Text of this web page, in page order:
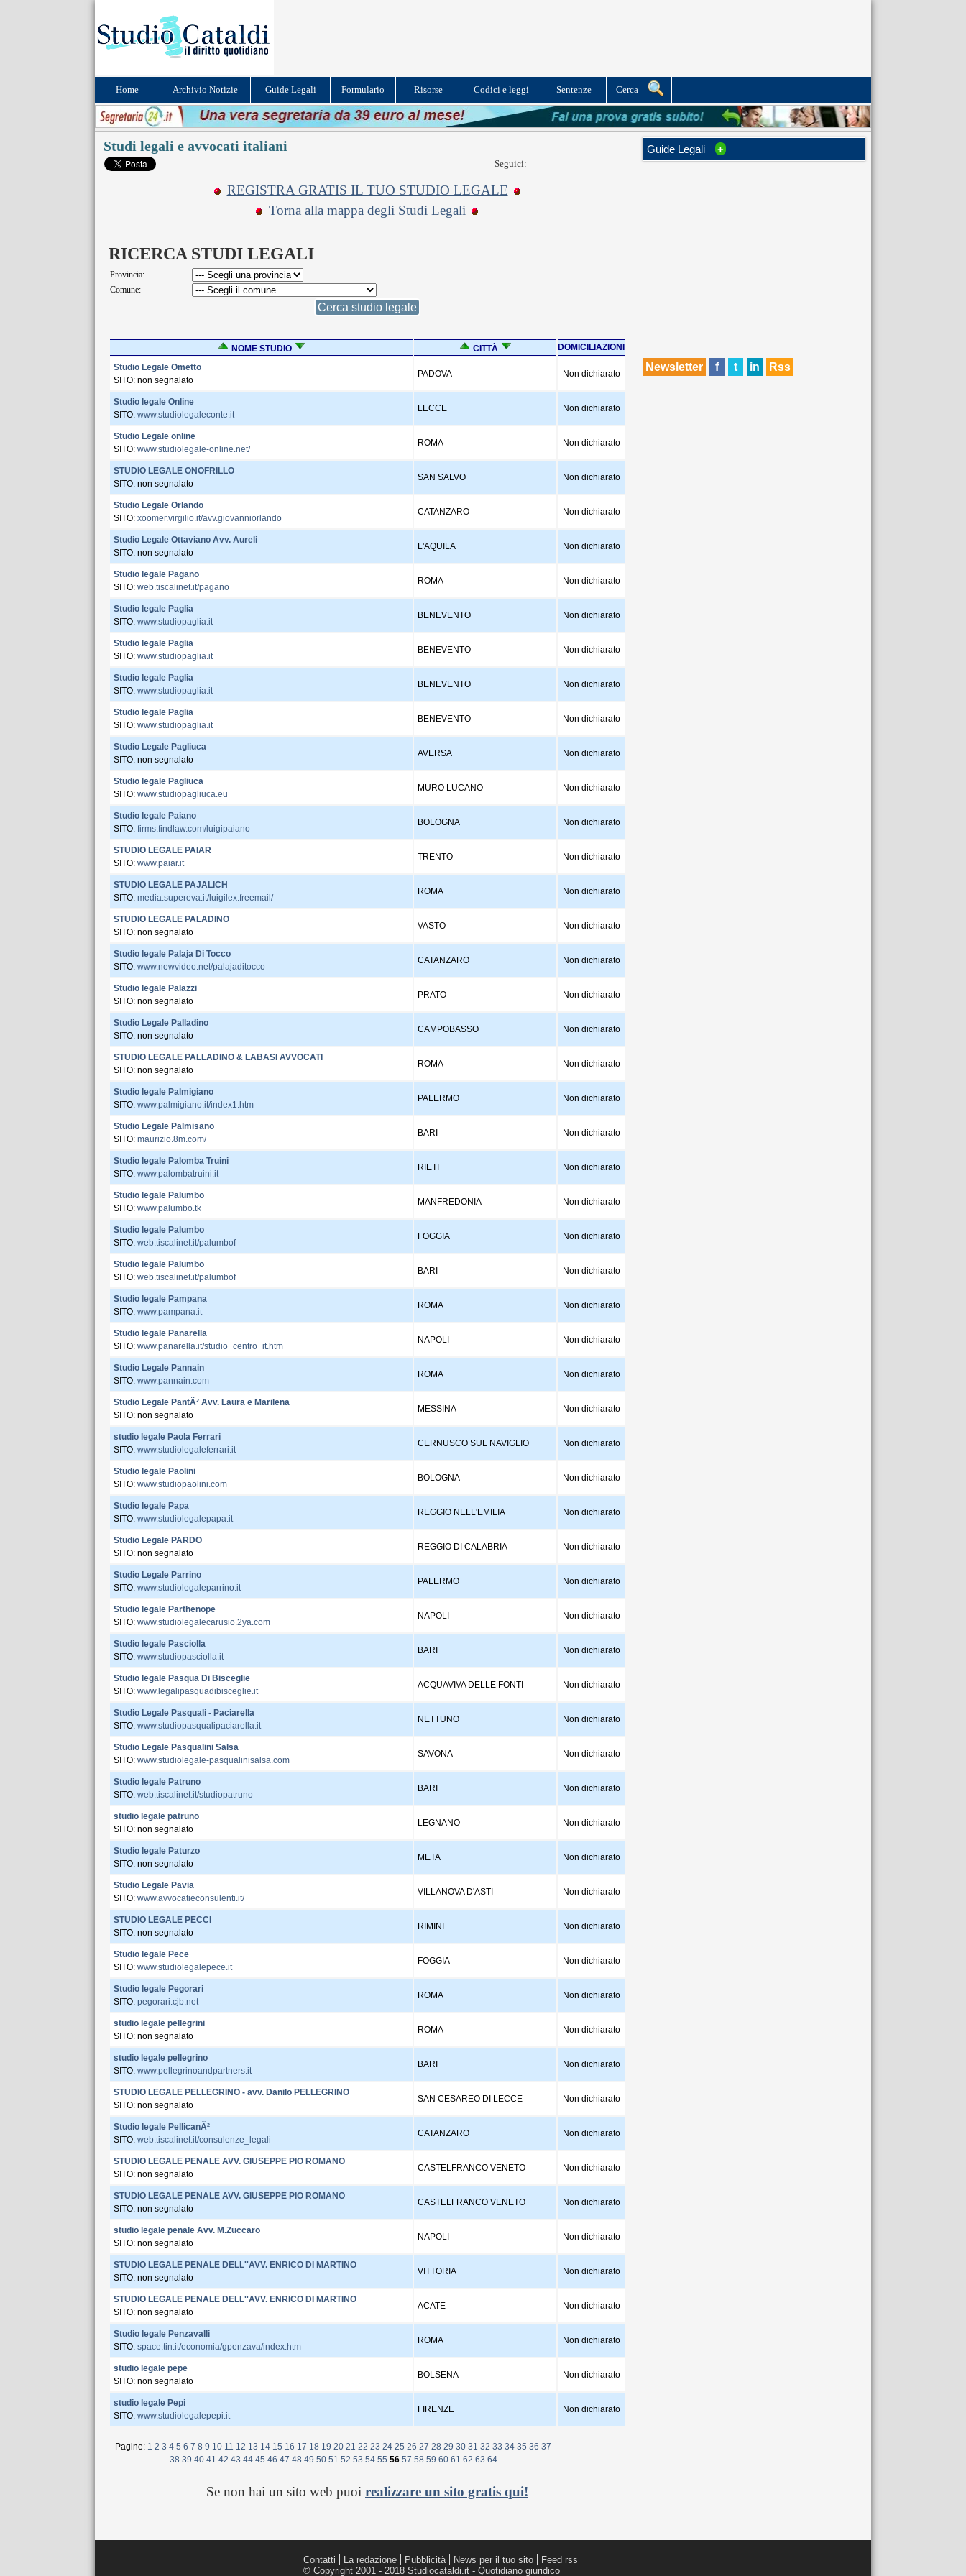
Home Archivio Notizie Guide Legali Formulario Risorse Codici e leggi Sentenze Cerca
Studi legali e avvocati italiani
Seguici:
REGISTRA GRATIS IL TUO STUDIO LEGALE
Torna alla mappa degli Studi Legali
RICERCA STUDI LEGALI
Provincia:
Comune:
NOME STUDIO CITTÀ
DOMICILIAZIONI
Studio Legale Ometto
SITO: non segnalato
PADOVA Non dichiarato
Studio legale Online
SITO: www.studiolegaleconte.it
LECCE Non dichiarato
Studio Legale online
SITO: www.studiolegale-online.net/
ROMA Non dichiarato
STUDIO LEGALE ONOFRILLO
SITO: non segnalato
SAN SALVO Non dichiarato
Studio Legale Orlando
SITO: xoomer.virgilio.it/avv.giovanniorlando
CATANZARO Non dichiarato
Studio Legale Ottaviano Avv. Aureli
SITO: non segnalato
L'AQUILA Non dichiarato
Studio legale Pagano
SITO: web.tiscalinet.it/pagano
ROMA Non dichiarato
Studio legale Paglia
SITO: www.studiopaglia.it
BENEVENTO Non dichiarato
Studio legale Paglia
SITO: www.studiopaglia.it
BENEVENTO Non dichiarato
Studio legale Paglia
SITO: www.studiopaglia.it
BENEVENTO Non dichiarato
Studio legale Paglia
SITO: www.studiopaglia.it
BENEVENTO Non dichiarato
Studio Legale Pagliuca
SITO: non segnalato
AVERSA Non dichiarato
Studio legale Pagliuca
SITO: www.studiopagliuca.eu
MURO LUCANO Non dichiarato
Studio legale Paiano
SITO: firms.findlaw.com/luigipaiano
BOLOGNA Non dichiarato
STUDIO LEGALE PAIAR
SITO: www.paiar.it
TRENTO Non dichiarato
STUDIO LEGALE PAJALICH
SITO: media.supereva.it/luigilex.freemail/
ROMA Non dichiarato
STUDIO LEGALE PALADINO
SITO: non segnalato
VASTO Non dichiarato
Studio legale Palaja Di Tocco
SITO: www.newvideo.net/palajaditocco
CATANZARO Non dichiarato
Studio legale Palazzi
SITO: non segnalato
PRATO Non dichiarato
Studio Legale Palladino
SITO: non segnalato
CAMPOBASSO Non dichiarato
STUDIO LEGALE PALLADINO & LABASI AVVOCATI
SITO: non segnalato
ROMA Non dichiarato
Studio legale Palmigiano
SITO: www.palmigiano.it/index1.htm
PALERMO Non dichiarato
Studio Legale Palmisano
SITO: maurizio.8m.com/
BARI Non dichiarato
Studio legale Palomba Truini
SITO: www.palombatruini.it
RIETI Non dichiarato
Studio legale Palumbo
SITO: www.palumbo.tk
MANFREDONIA Non dichiarato
Studio legale Palumbo
SITO: web.tiscalinet.it/palumbof
FOGGIA Non dichiarato
Studio legale Palumbo
SITO: web.tiscalinet.it/palumbof
BARI Non dichiarato
Studio legale Pampana
SITO: www.pampana.it
ROMA Non dichiarato
Studio legale Panarella
SITO: www.panarella.it/studio_centro_it.htm
NAPOLI Non dichiarato
Studio Legale Pannain
SITO: www.pannain.com
ROMA Non dichiarato
Studio Legale PantÃ² Avv. Laura e Marilena
SITO: non segnalato
MESSINA Non dichiarato
studio legale Paola Ferrari
SITO: www.studiolegaleferrari.it
CERNUSCO SUL NAVIGLIO Non dichiarato
Studio legale Paolini
SITO: www.studiopaolini.com
BOLOGNA Non dichiarato
Studio legale Papa
SITO: www.studiolegalepapa.it
REGGIO NELL'EMILIA Non dichiarato
Studio Legale PARDO
SITO: non segnalato
REGGIO DI CALABRIA Non dichiarato
Studio Legale Parrino
SITO: www.studiolegaleparrino.it
PALERMO Non dichiarato
Studio legale Parthenope
SITO: www.studiolegalecarusio.2ya.com
NAPOLI Non dichiarato
Studio legale Pasciolla
SITO: www.studiopasciolla.it
BARI Non dichiarato
Studio legale Pasqua Di Bisceglie
SITO: www.legalipasquadibisceglie.it
ACQUAVIVA DELLE FONTI Non dichiarato
Studio Legale Pasquali - Paciarella
SITO: www.studiopasqualipaciarella.it
NETTUNO Non dichiarato
Studio Legale Pasqualini Salsa
SITO: www.studiolegale-pasqualinisalsa.com
SAVONA Non dichiarato
Studio legale Patruno
SITO: web.tiscalinet.it/studiopatruno
BARI Non dichiarato
studio legale patruno
SITO: non segnalato
LEGNANO Non dichiarato
Studio legale Paturzo
SITO: non segnalato
META Non dichiarato
Studio Legale Pavia
SITO: www.avvocatieconsulenti.it/
VILLANOVA D'ASTI Non dichiarato
STUDIO LEGALE PECCI
SITO: non segnalato
RIMINI Non dichiarato
Studio legale Pece
SITO: www.studiolegalepece.it
FOGGIA Non dichiarato
Studio legale Pegorari
SITO: pegorari.cjb.net
ROMA Non dichiarato
studio legale pellegrini
SITO: non segnalato
ROMA Non dichiarato
studio legale pellegrino
SITO: www.pellegrinoandpartners.it
BARI Non dichiarato
STUDIO LEGALE PELLEGRINO - avv. Danilo PELLEGRINO
SITO: non segnalato
SAN CESAREO DI LECCE Non dichiarato
Studio legale PellicanÃ²
SITO: web.tiscalinet.it/consulenze_legali
CATANZARO Non dichiarato
STUDIO LEGALE PENALE AVV. GIUSEPPE PIO ROMANO
SITO: non segnalato
CASTELFRANCO VENETO Non dichiarato
STUDIO LEGALE PENALE AVV. GIUSEPPE PIO ROMANO
SITO: non segnalato
CASTELFRANCO VENETO Non dichiarato
studio legale penale Avv. M.Zuccaro
SITO: non segnalato
NAPOLI Non dichiarato
STUDIO LEGALE PENALE DELL''AVV. ENRICO DI MARTINO
SITO: non segnalato
VITTORIA Non dichiarato
STUDIO LEGALE PENALE DELL''AVV. ENRICO DI MARTINO
SITO: non segnalato
ACATE Non dichiarato
Studio legale Penzavalli
SITO: space.tin.it/economia/gpenzava/index.htm
ROMA Non dichiarato
studio legale pepe
SITO: non segnalato
BOLSENA Non dichiarato
studio legale Pepi
SITO: www.studiolegalepepi.it
FIRENZE Non dichiarato
Pagine: 1 2 3 4 5 6 7 8 9 10 11 12 13 14 15 16 17 18 19 20 21 22 23 24 25 26 27 28 29 30 31 32 33 34 35 36 37
38 39 40 41 42 43 44 45 46 47 48 49 50 51 52 53 54 55 56 57 58 59 60 61 62 63 64
Se non hai un sito web puoi realizzare un sito gratis qui!
Guide Legali +
Newsletter f t in Rss
Contatti La redazione Pubblicità News per il tuo sito
Feed rss
© Copyright 2001 - 2018 Studiocataldi.it - Quotidiano giuridico